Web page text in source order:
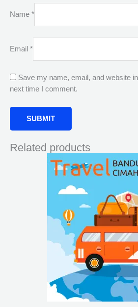
Name *
Email *
Save my name, email, and website
next time I comment.
Related products